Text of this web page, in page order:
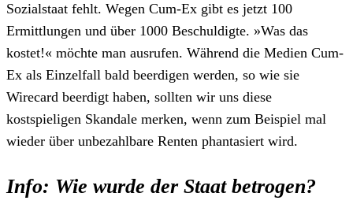
Sozialstaat fehlt. Wegen Cum-Ex gibt es jetzt 100
Ermittlungen und über 1000 Beschuldigte. »Was das
kostet!« möchte man ausrufen. Während die Medien Cum-
Ex als Einzelfall bald beerdigen werden, so wie sie
Wirecard beerdigt haben, sollten wir uns diese
kostspieligen Skandale merken, wenn zum Beispiel mal
wieder über unbezahlbare Renten phantasiert wird.
Info: Wie wurde der Staat betrogen?